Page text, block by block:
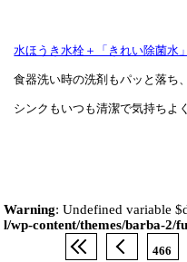
水ほうき水栓＋「きれい除菌水
食器洗い時の洗剤もパッと落ち、
シンクもいつも清潔で気持ちよ
Warning: Undefined variable
l/wp-content/themes/barba-2/
466